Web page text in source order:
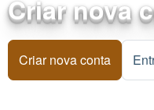
Criar nova
Criar nova conta (aba